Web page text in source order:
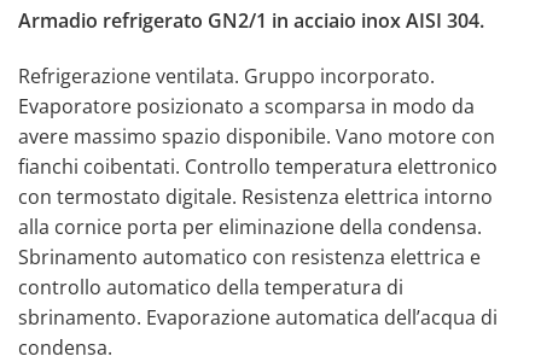
Armadio refrigerato GN2/1 in acciaio inox AISI 304.
Refrigerazione ventilata. Gruppo incorporato.
Evaporatore posizionato a scomparsa in modo da
avere massimo spazio disponibile. Vano motore con
fianchi coibentati. Controllo temperatura elettronico
con termostato digitale. Resistenza elettrica intorno
alla cornice porta per eliminazione della condensa.
Sbrinamento automatico con resistenza elettrica e
controllo automatico della temperatura di
sbrinamento. Evaporazione automatica dell’acqua di
condensa.